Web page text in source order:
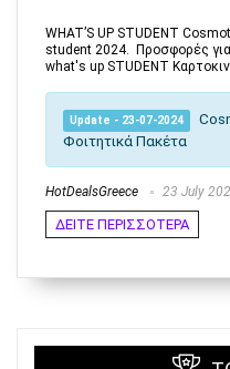
WHAT’S UP STUDENT
student 2024. Προσφορές
what's up STUDENT
Update - 23-07-2024
Φοιτητικά Πακέτα
HotDealsGreece 23 July
ΔΕΙΤΕ ΠΕΡΙΣΣΟΤΕΡΑ